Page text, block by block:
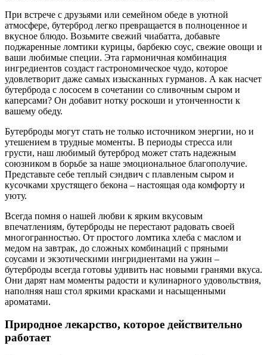
При встрече с друзьями или семейном обеде в уютной
атмосфере, бутерброд легко превращается в полноценное и
вкусное блюдо. Возьмите свежий чиабатта, добавьте
поджаренные ломтики курицы, барбекю соус, свежие овощи и
ваши любимые специи. Эта гармоничная комбинация
ингредиентов создаст гастрономическое чудо, которое
удовлетворит даже самых изысканных гурманов. А как насчет
бутерброда с лососем в сочетании со сливочным сыром и
каперсами? Он добавит нотку роскоши и утонченности к
вашему обеду.
Бутерброды могут стать не только источником энергии, но и
утешением в трудные моменты. В периоды стресса или
грусти, наш любимый бутерброд может стать надежным
союзником в борьбе за наше эмоциональное благополучие.
Представьте себе теплый сэндвич с плавленым сыром и
кусочками хрустящего бекона – настоящая ода комфорту и
уюту.
Всегда помня о нашей любви к ярким вкусовым
впечатлениям, бутерброды не перестают радовать своей
многогранностью. От простого ломтика хлеба с маслом и
медом на завтрак, до сложных комбинаций с пряными
соусами и экзотическими ингридиентами на ужин –
бутерброды всегда готовы удивить нас новыми гранями вкуса.
Они дарят нам моменты радости и кулинарного удовольствия,
наполняя наш стол яркими красками и насыщенными
ароматами.
Природное лекарство, которое действительно
работает